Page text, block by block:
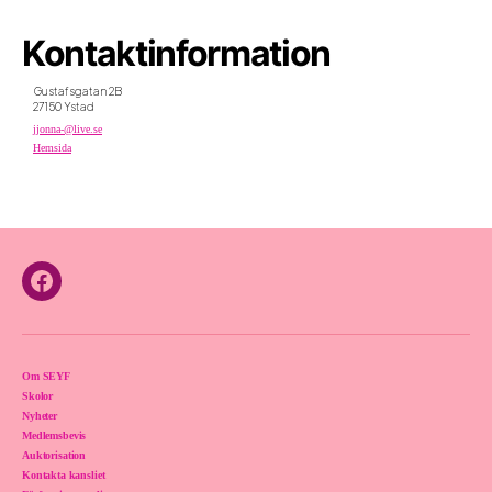
Kontaktinformation
Gustafsgatan 2B
27150 Ystad
jjonna-@live.se
Hemsida
Facebook
Om SEYF
Skolor
Nyheter
Medlemsbevis
Auktorisation
Kontakta kansliet